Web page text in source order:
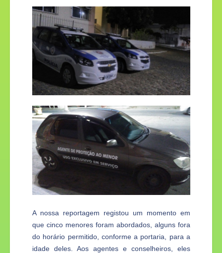
A nossa reportagem registou um momento em
que cinco menores foram abordados, alguns fora
do horário permitido, conforme a portaria, para a
idade deles. Aos agentes e conselheiros, eles